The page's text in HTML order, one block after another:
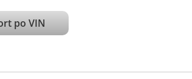
po VIN